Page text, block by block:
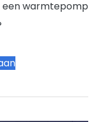
een warmtepomp